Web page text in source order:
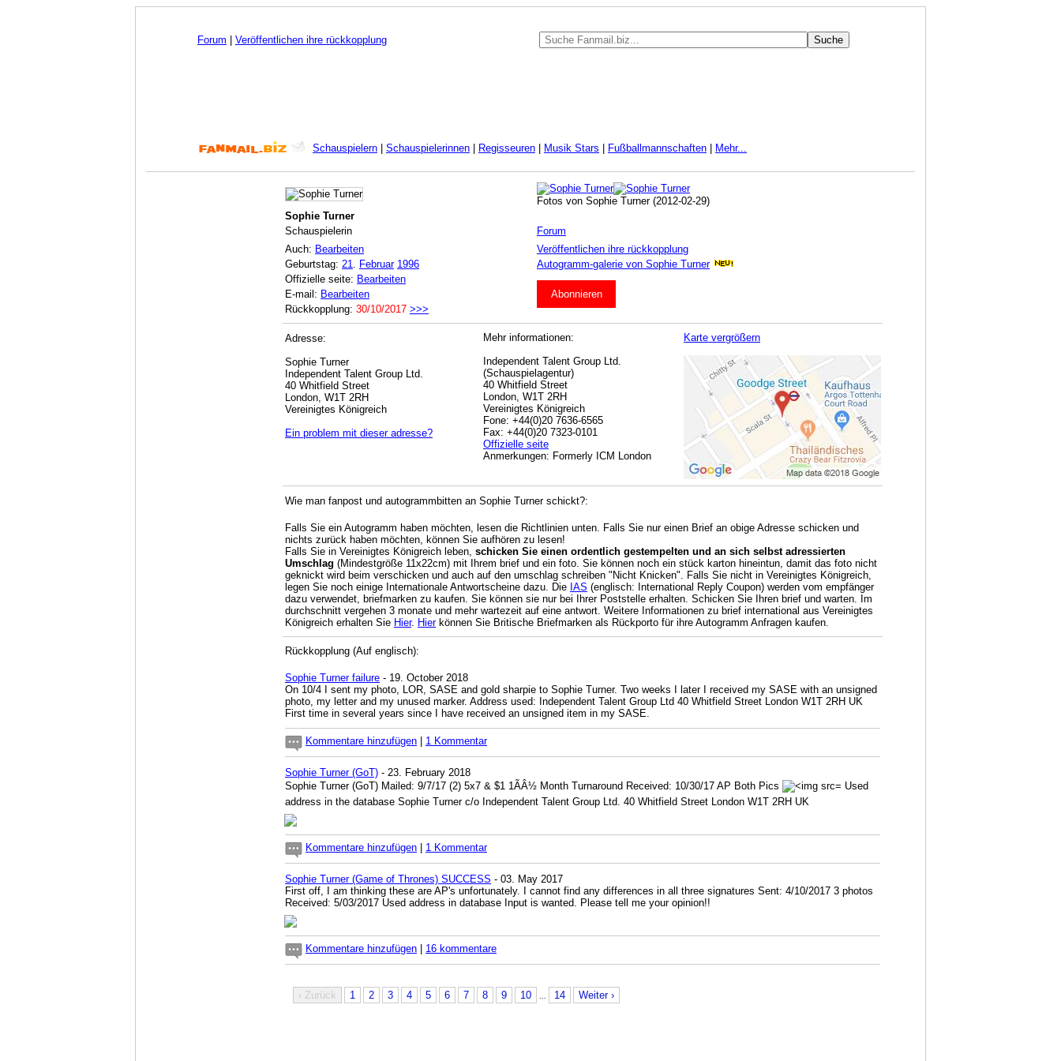
Forum Veröffentlichen ihre rückkopplung
Schauspielern Schauspielerinnen Regisseuren Musik Stars Fußballmannschaften Mehr...
Fotos von Sophie Turner (2012-02-29)
Sophie Turner
Schauspielerin
Forum
Auch: Bearbeiten
Veröffentlichen ihre rückkopplung
Geburtstag: 21. Februar 1996
Autogramm-galerie von Sophie Turner
Offizielle seite: Bearbeiten
Abonnieren
E-mail: Bearbeiten
Rückkopplung: 30/10/2017 >>>
Adresse:
Sophie Turner
Independent Talent Group Ltd.
40 Whitfield Street
London, W1T 2RH
Vereinigtes Königreich
Ein problem mit dieser adresse?
Mehr informationen:
Independent Talent Group Ltd.
(Schauspielagentur)
40 Whitfield Street
London, W1T 2RH
Vereinigtes Königreich
Fone: +44(0)20 7636-6565
Fax: +44(0)20 7323-0101
Offizielle seite
Anmerkungen: Formerly ICM London
Karte vergrößern
Wie man fanpost und autogrammbitten an Sophie Turner schickt?:
Falls Sie ein Autogramm haben möchten, lesen die Richtlinien unten. Falls Sie nur einen Brief an obige Adresse schicken und
nichts zurück haben möchten, können Sie aufhören zu lesen!
Falls Sie in Vereinigtes Königreich leben, schicken Sie einen ordentlich gestempelten und an sich selbst adressierten
Umschlag (Mindestgröße 11x22cm) mit Ihrem brief und ein foto. Sie können noch ein stück karton hineintun, damit das foto nicht
geknickt wird beim verschicken und auch auf den umschlag schreiben "Nicht Knicken". Falls Sie nicht in Vereinigtes Königreich,
legen Sie noch einige Internationale Antwortscheine dazu. Die IAS (englisch: International Reply Coupon) werden vom empfänger
dazu verwendet, briefmarken zu kaufen. Sie können sie nur bei Ihrer Poststelle erhalten. Schicken Sie Ihren brief und warten. Im
durchschnitt vergehen 3 monate und mehr wartezeit auf eine antwort. Weitere Informationen zu brief international aus Vereinigtes
Königreich erhalten Sie Hier. Hierkönnen Sie Britische Briefmarken als Rückporto für ihre Autogramm Anfragen kaufen.
Rückkopplung (Auf englisch):
Sophie Turner failure - 19. October 2018
On 10/4 I sent my photo, LOR, SASE and gold sharpie to Sophie Turner. Two weeks I later I received my SASE with an unsigned
photo, my letter and my unused marker. Address used: Independent Talent Group Ltd 40 Whitfield Street London W1T 2RH UK
First time in several years since I have received an unsigned item in my SASE.
Kommentare hinzufügen | 1 Kommentar
Sophie Turner (GoT) - 23. February 2018
Sophie Turner (GoT) Mailed: 9/7/17 (2) 5x7 & $1 1ÃÂ½ Month Turnaround Received: 10/30/17 AP Both Pics
Used
address in the database Sophie Turner c/o Independent Talent Group Ltd. 40 Whitfield Street London W1T 2RH UK
Kommentare hinzufügen | 1 Kommentar
Sophie Turner (Game of Thrones) SUCCESS - 03. May 2017
First off, I am thinking these are AP's unfortunately. I cannot find any differences in all three signatures Sent: 4/10/2017 3 photos
Received: 5/03/2017 Used address in database Input is wanted. Please tell me your opinion!!
Kommentare hinzufügen | 16 kommentare
‹ Zurück 1 2 3 4 5 6 7 8 9 10 ... 14 Weiter ›